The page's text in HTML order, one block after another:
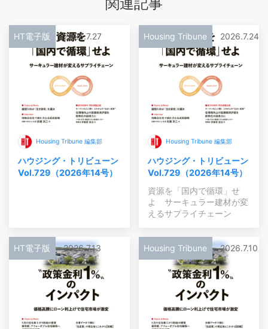
HT電子版 2026.7.27
Housing Tribune 編集部
ハウジング・トリビューン
Vol.729（2026年14号）
Housing Tribune 2026.7.24
Housing Tribune 編集部
ハウジング・トリビューン
Vol.729（2026年14号）
資源を「国内で循環」せ
よ サーキュラー建材が変
えるサプライチェーン
HT電子版 2026.7.13 Housing Tribune 2026.7.10